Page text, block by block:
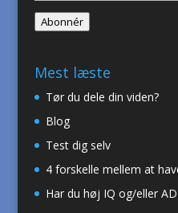
mail-
adresse
Abonnér
Mest læste
Tør du dele din viden?
Blog
Test dig selv
4 forskelle mellem at
Har du høj IQ og/eller